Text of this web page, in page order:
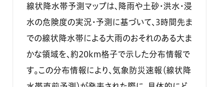
線状降水帯予測マップは、降雨や土砂・洪水・浸
水の危険度の実況・予測に基づいて、3時間先ま
での線状降水帯による大雨のおそれのある大ま
かな領域を、約20km格子で示した分布情報で
す。この分布情報により、気象防災速報（線状降